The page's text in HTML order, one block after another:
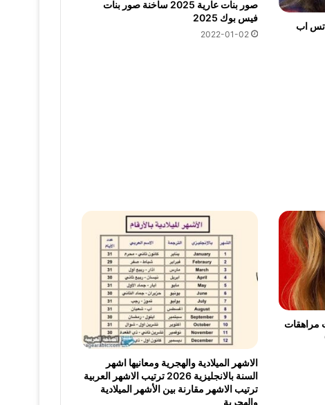
واتس اب
صور بنات عارية 2025 ساخنة صور بنات
فيس بوك 2025
2022-01-02
بنات مراهقات
الاشهر الميلادية والهجرية ومعانيها اشهر
السنة بالانجليزية 2026 ترتيب الاشهر العربية
ترتيب الاشهر مقارنة بين الأشهر الميلادية
والهجرية